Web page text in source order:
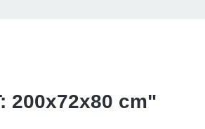
200x72x80 cm"